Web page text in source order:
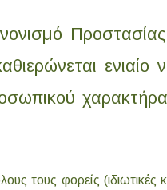
ενιαίο
τους φορείς (ιδιωτικές